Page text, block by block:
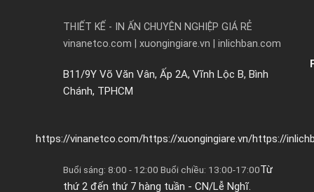
THIẾT KẾ - IN ẤN CHUYÊN NGHIỆP GIÁ RẺ
vinanetco.com | xuongingiare.vn | inlichban.com
B11/9Y Võ Văn Vân, Ấp 2A, Vĩnh Lộc B, Bình
Chánh, TPHCM
https://vinanetco.com/https://xuongingiare.vn/https://
Buổi sáng: 8:00 - 12:00 Buổi chiều: 13:00-17:00Từ
thứ 2 đến thứ 7 hàng tuần - CN/Lễ Nghĩ.